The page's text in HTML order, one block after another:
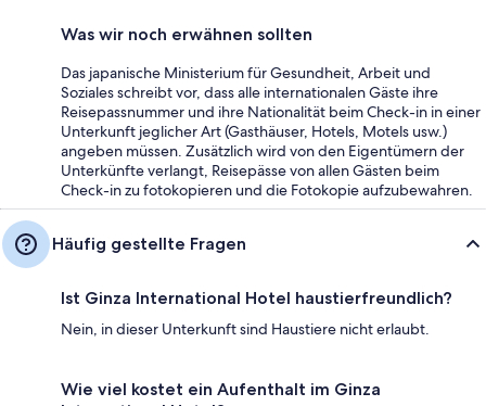
Was wir noch erwähnen sollten
Das japanische Ministerium für Gesundheit, Arbeit und
Soziales schreibt vor, dass alle internationalen Gäste ihre
Reisepassnummer und ihre Nationalität beim Check-in in einer
Unterkunft jeglicher Art (Gasthäuser, Hotels, Motels usw.)
angeben müssen. Zusätzlich wird von den Eigentümern der
Unterkünfte verlangt, Reisepässe von allen Gästen beim
Check-in zu fotokopieren und die Fotokopie aufzubewahren.
Häufig gestellte Fragen
Ist Ginza International Hotel haustierfreundlich?
Nein, in dieser Unterkunft sind Haustiere nicht erlaubt.
Wie viel kostet ein Aufenthalt im Ginza